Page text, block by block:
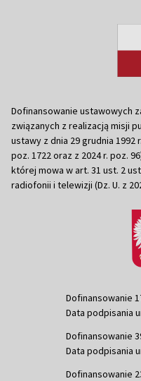
Dofinansowanie ustawowych
związanych z realizacją misji
ustawy z dnia 29 grudnia 1992
poz. 1722 oraz z 2024 r. poz.
której mowa w art. 31 ust. 2
radiofonii i telewizji (Dz. U. z
Dofinansowanie
Data podpisania
Dofinansowanie
Data podpisania
Dofinansowanie